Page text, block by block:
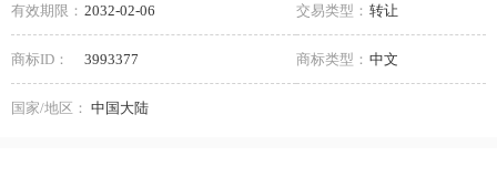
有效期限： 2032-02-06 交易类型： 转让
商标ID： 3993377 商标类型： 中文
国家/地区： 中国大陆